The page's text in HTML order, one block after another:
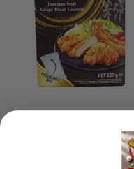
Kikkoman Panko 227 g